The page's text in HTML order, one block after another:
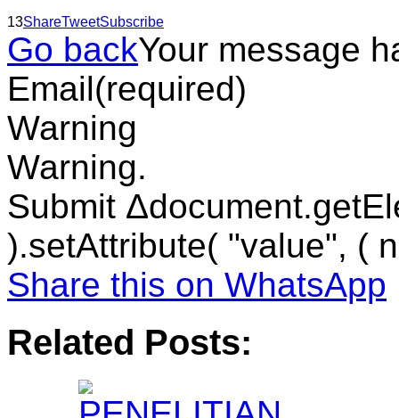
13ShareTweetSubscribe
Go backYour message
Email(required)
Warning
Warning.
Submit
).setAttribute( "value", (
Share this on WhatsApp
Related Posts: